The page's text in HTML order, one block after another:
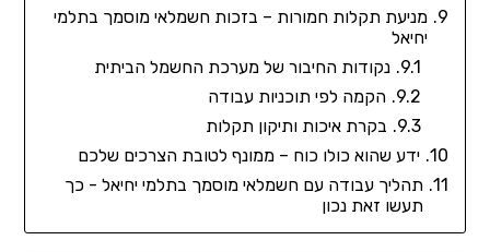
מניעת תקלות חמורות – בזכות חשמלאי מוסמך בתלמי
יחיאל
נקודות החיבור של מערכת החשמל הביתית
הקמה לפי תוכניות עבודה
בקרת איכות ותיקון תקלות
ידע שהוא כולו כוח – ממונף לטובת הצרכים שלכם
תהליך עבודה עם חשמלאי מוסמך בתלמי יחיאל - כך
תעשו זאת נכון